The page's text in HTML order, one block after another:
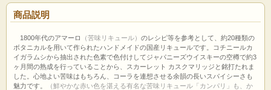
商品説明
1800年代のアマーロ （苦味リキュール） のレシピ等を参考として、約20種類の
ボタニカルを用いて作られたハンドメイドの国産リキュールです。コチニールカ
イガラムシから抽出された色素で色付けしてジャパニーズウイスキーの空樽で約3
ヶ月間の熟成を行っていることから、スカーレット カスクマリッジと銘打たれま
した。心地よい苦味はもちろん、コーラを連想させる余韻の長いスパイシーさも
魅力です。
（鮮やかな赤い色を湛える有名な苦味リキュール「カンパリ」も、か